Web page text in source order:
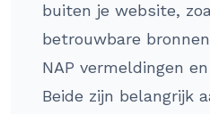
buiten je website,
betrouwbare
NAP vermeldingen
Beide zijn belangrijk